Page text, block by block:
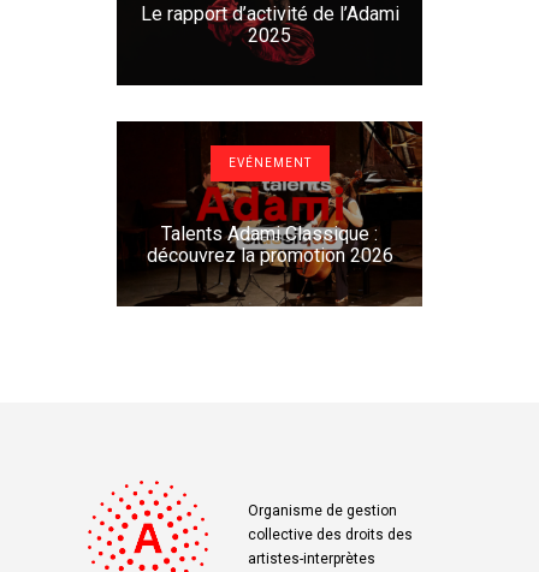
Le rapport d’activité de l’Adami
2025
EVÉNEMENT
Talents Adami Classique :
découvrez la promotion 2026
Organisme de gestion
collective des droits des
artistes-interprètes